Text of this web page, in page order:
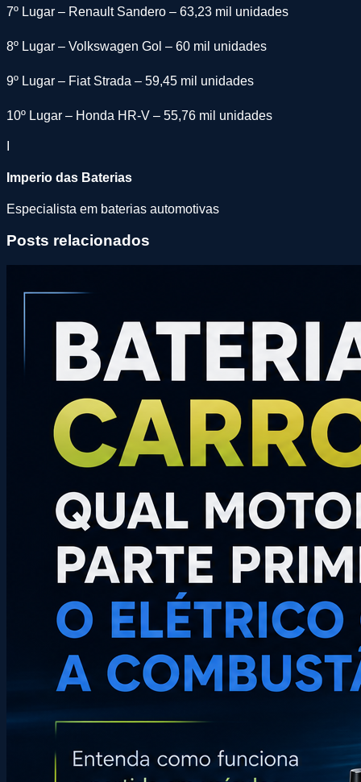
7º Lugar – Renault Sandero – 63,23 mil unidades
8º Lugar – Volkswagen Gol – 60 mil unidades
9º Lugar – Fiat Strada – 59,45 mil unidades
10º Lugar – Honda HR-V – 55,76 mil unidades
Imperio das Baterias
Especialista em baterias automotivas
Posts relacionados